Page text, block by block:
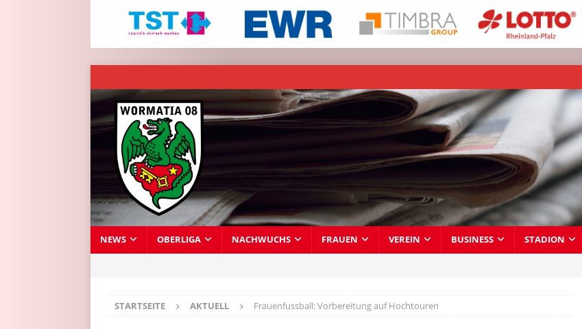
NEWS OBERLIGA NACHWUCHS FRAUEN VEREIN BUSINESS STADION
STARTSEITE AKTUELL Frauenfussball: Vorbereitung auf Hochtouren